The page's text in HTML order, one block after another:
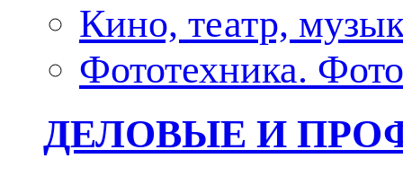
Кино, театр,
Фототехника.
ДЕЛОВЫЕ И